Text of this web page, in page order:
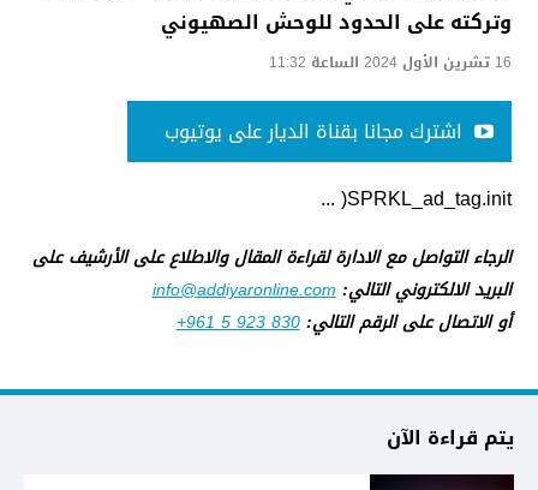
وتركته على الحدود للوحش الصهيوني
16 تشرين الأول 2024 الساعة 11:32
اشترك مجانا بقناة الديار على يوتيوب
SPRKL_ad_tag.init( ...
الرجاء التواصل مع الادارة لقراءة المقال والاطلاع على الأرشيف على
البريد الالكتروني التالي:info@addiyaronline.com
أو الاتصال على الرقم التالي:+961 5 923 830
يتم قراءة الآن